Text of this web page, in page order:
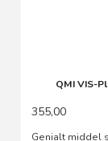
QMI VIS-
355,00
Genialt middel